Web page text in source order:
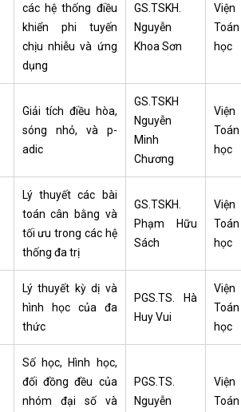
các hệ thống điều
khiển phi tuyến
chịu nhiễu và ứng
dụng
GS.TSKH.
Nguyễn
Khoa Sơn
Viện
Toán
học
Giải tích điều hòa,
sóng nhỏ, và p-
adic
GS.TSKH
Nguyễn
Minh
Chương
Viện
Toán
học
Lý thuyết các bài
toán cân bằng và
tối ưu trong các hệ
thống đa trị
GS.TSKH.
Phạm Hữu
Sách
Viện
Toán
học
Lý thuyết kỳ dị và
hình học của đa
thức
PGS.TS. Hà
Huy Vui
Viện
Toán
học
Số học, Hình học,
đối đồng đều của
nhóm đại số và
PGS.TS.
Nguyễn
Viện
Toán